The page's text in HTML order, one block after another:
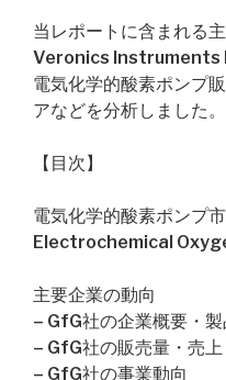
当レポートに含まれる
Veronics Instruments
電気化学的酸素ポンプ
アなどを分析しました。
【目次】
電気化学的酸素ポンプ
Electrochemical
主要企業の動向
– GfG社の企業概要・
– GfG社の販売量・売
– GfG社の事業動向